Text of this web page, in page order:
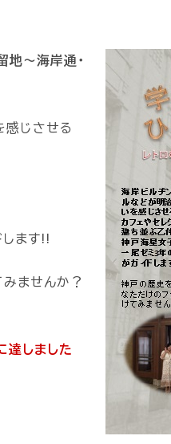
地〜海岸通・
じさせる
ます!!
ませんか？
達しました